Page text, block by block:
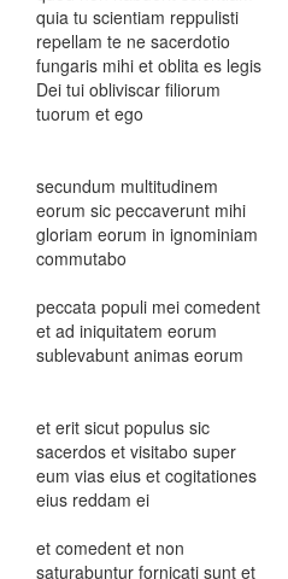
quia tu scientiam reppulisti
repellam te ne sacerdotio
fungaris mihi et oblita es legis
Dei tui obliviscar filiorum
tuorum et ego
secundum multitudinem
eorum sic peccaverunt mihi
gloriam eorum in ignominiam
commutabo
peccata populi mei comedent
et ad iniquitatem eorum
sublevabunt animas eorum
et erit sicut populus sic
sacerdos et visitabo super
eum vias eius et cogitationes
eius reddam ei
et comedent et non
saturabuntur fornicati sunt et